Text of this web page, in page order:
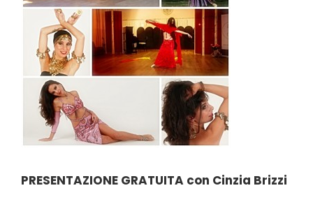
PRESENTAZIONE GRATUITA con Cinzia Brizzi